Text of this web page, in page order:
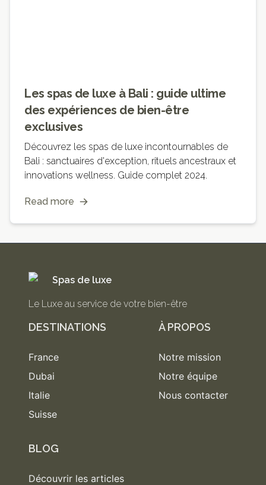
Les spas de luxe à Bali : guide ultime
des expériences de bien-être
exclusives
Découvrez les spas de luxe incontournables de
Bali : sanctuaires d'exception, rituels ancestraux et
innovations wellness. Guide complet 2024.
Read more
Spas de luxe
Le Luxe au service de votre bien-être
DESTINATIONS
France
Dubai
Italie
Suisse
À PROPOS
Notre mission
Notre équipe
Nous contacter
BLOG
Découvrir les articles